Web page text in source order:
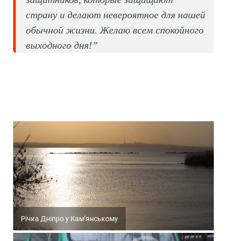
страну и делают невероятное для нашей
обычной жизни. Желаю всем спокойного
выходного дня!”
Річка Дніпро у Кам’янському